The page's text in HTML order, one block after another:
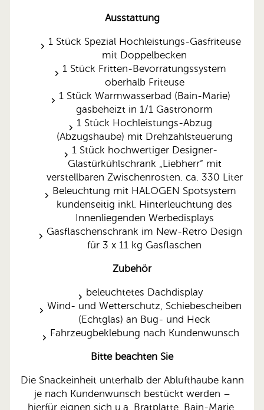
Ausstattung
1 Stück Spezial Hochleistungs-Gasfriteuse
mit Doppelbecken
1 Stück Fritten-Bevorratungssystem
oberhalb Friteuse
1 Stück Warmwasserbad (Bain-Marie)
gasbeheizt in 1/1 Gastronorm
1 Stück Hochleistungs-Abzug
(Abzugshaube) mit Drehzahlsteuerung
1 Stück hochwertiger Designer-
Glastürkühlschrank „Liebherr“ mit
verstellbaren Zwischenrosten. ca. 330 Liter
Beleuchtung mit HALOGEN Spotsystem
kundenseitig inkl. Hinterleuchtung des
Innenliegenden Werbedisplays
Gasflaschenschrank im New-Retro Design
für 3 x 11 kg Gasflaschen
Zubehör
beleuchtetes Dachdisplay
Wind- und Wetterschutz, Schiebescheiben
(Echtglas) an Bug- und Heck
Fahrzeugbeklebung nach Kundenwunsch
Bitte beachten Sie
Die Snackeinheit unterhalb der Ablufthaube kann
je nach Kundenwunsch bestückt werden –